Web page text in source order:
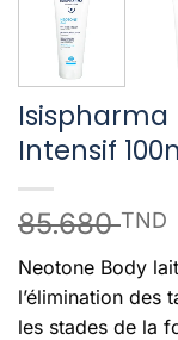
Isispharma
Intensif
85.680TND
Neotone Body
l’élimination des
les stades de la